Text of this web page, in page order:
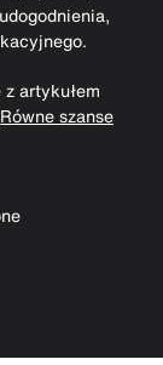
artykułem
szanse